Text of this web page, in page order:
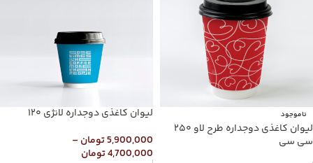
ناموجود
لیوان کاغذی دوجداره طرح لاو ۲۵۰
سی سی
لیوان کاغذی دوجداره لانژی ۱۲۰
5,900,000تومان –
4,700,000تومان